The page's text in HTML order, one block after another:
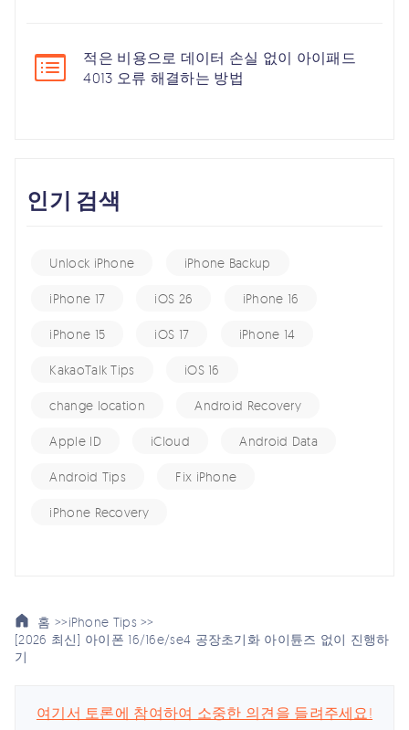
적은 비용으로 데이터 손실 없이 아이패드
4013 오류 해결하는 방법
인기 검색
Unlock iPhone iPhone Backup
iPhone 17 iOS 26 iPhone 16
iPhone 15 iOS 17 iPhone 14
KakaoTalk Tips iOS 16
change location Android Recovery
Apple ID iCloud Android Data
Android Tips Fix iPhone
iPhone Recovery
홈 >>iPhone Tips >>
[2026 최신] 아이폰 16/16e/se4 공장초기화 아이튠즈 없이 진행하
기
여기서 토론에 참여하여 소중한 의견을 들려주세요!